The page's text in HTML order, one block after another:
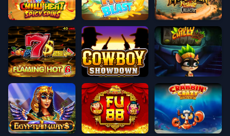
Chilli Heat Spicy Spins Fruit Blast Captain More’gain
Flaming Hot 6 Reels Cowboy Showdown Chilli Chilli Bang Bang